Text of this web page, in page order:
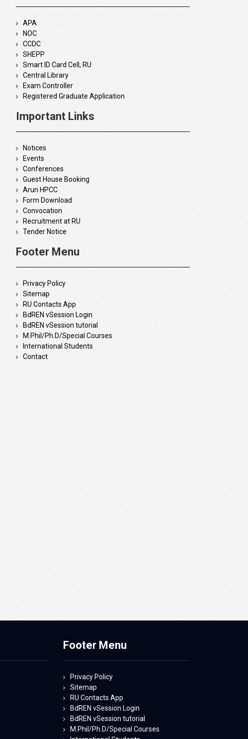
APA
NOC
CCDC
SHEPP
Smart ID Card Cell, RU
Central Library
Exam Controller
Registered Graduate Application
Important Links
Notices
Events
Conferences
Guest House Booking
Arun HPCC
Form Download
Convocation
Recruitment at RU
Tender Notice
Footer Menu
Privacy Policy
Sitemap
RU Contacts App
BdREN vSession Login
BdREN vSession tutorial
M.Phil/Ph.D/Special Courses
International Students
Contact
Footer Menu
Privacy Policy
Sitemap
RU Contacts App
BdREN vSession Login
BdREN vSession tutorial
M.Phil/Ph.D/Special Courses